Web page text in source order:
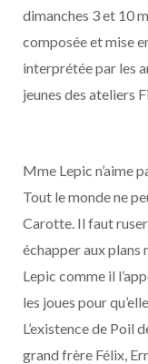
dimanches 3 et 10
composée et mise
interprétée par les
jeunes des ateliers
Mme Lepic n’aime
Tout le monde ne
Carotte. Il faut
échapper aux plans
Lepic comme il
les joues pour
L’existence de Poil
grand frère Félix,